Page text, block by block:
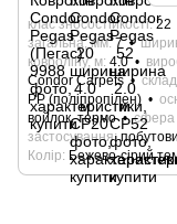
клас зносостійкості 22
загальна, мм 7
ковроліну, м 4.0
Condor Carpets
склад
РР (поліпропілен)
войлок, термо
сфера
застосування
Колір
Бежево-сірий